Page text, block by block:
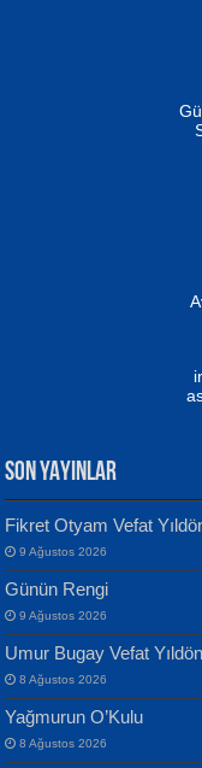
İSMAİL OKUTAN
Erkeklerin
MUSTAFA
Yarına İz Bırakmak...
Evvel Zaman
Yılmaz Ekinci
Geceye Söylenen...
SON YAYINLAR
Fikret Otyam Vefat
9 Ağustos 2026
Günün Rengi
9 Ağustos 2026
Umur Bugay Vefat
8 Ağustos 2026
Yağmurun O’Kulu
8 Ağustos 2026